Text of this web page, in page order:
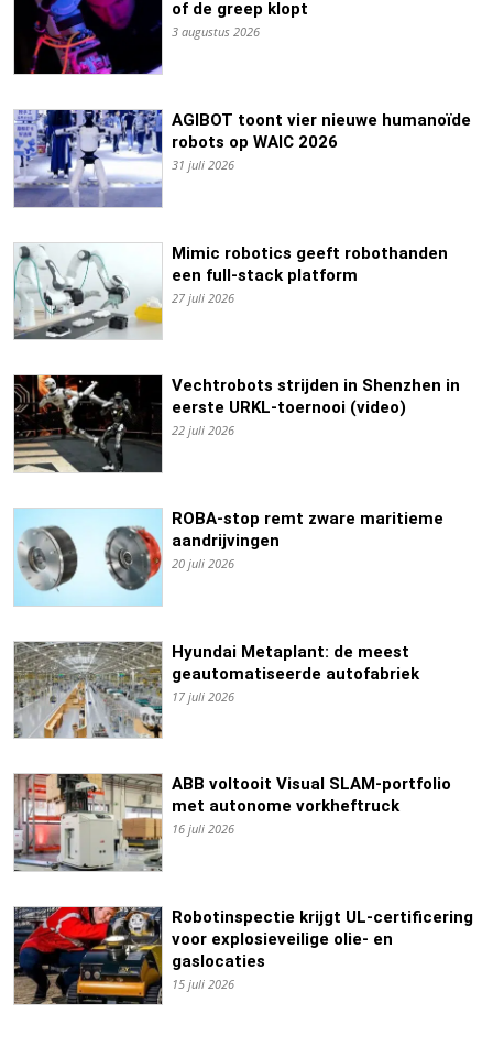
of de greep klopt
3 augustus 2026
AGIBOT toont vier nieuwe humanoïde
robots op WAIC 2026
31 juli 2026
Mimic robotics geeft robothanden
een full-stack platform
27 juli 2026
Vechtrobots strijden in Shenzhen in
eerste URKL-toernooi (video)
22 juli 2026
ROBA-stop remt zware maritieme
aandrijvingen
20 juli 2026
Hyundai Metaplant: de meest
geautomatiseerde autofabriek
17 juli 2026
ABB voltooit Visual SLAM-portfolio
met autonome vorkheftruck
16 juli 2026
Robotinspectie krijgt UL-certificering
voor explosieveilige olie- en
gaslocaties
15 juli 2026